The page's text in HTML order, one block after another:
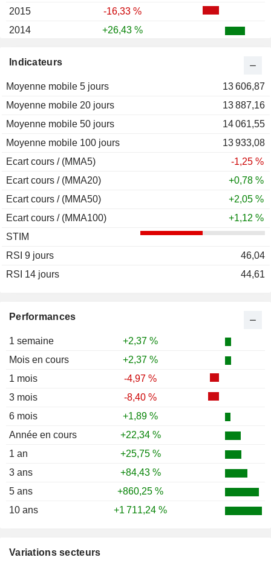
Performances
1 semaine
+2,37 %
Mois en cours
+2,37 %
1 mois
-4,97 %
3 mois
-8,40 %
6 mois
+1,89 %
Année en cours
+22,34 %
1 an
+25,75 %
3 ans
+84,43 %
5 ans
+860,25 %
10 ans
+1 711,24 %
Indicateurs
Moyenne mobile 5 jours
13 606,87
Moyenne mobile 20 jours
13 887,16
Moyenne mobile 50 jours
14 061,55
Moyenne mobile 100 jours
13 933,08
Ecart cours / (MMA5)
-1,25 %
Ecart cours / (MMA20)
+0,78 %
Ecart cours / (MMA50)
+2,05 %
Ecart cours / (MMA100)
+1,12 %
STIM
RSI 9 jours
46,04
RSI 14 jours
44,61
Variations secteurs
2015
-16,33 %
2014
+26,43 %
2012
2011
-22,33 %
2010
+24,95 %
2009
+96,64 %
2008
-51,63 %
2007
2006
2005
2004
+34,08 %
2003
+79,61 %
2002
2001
1999